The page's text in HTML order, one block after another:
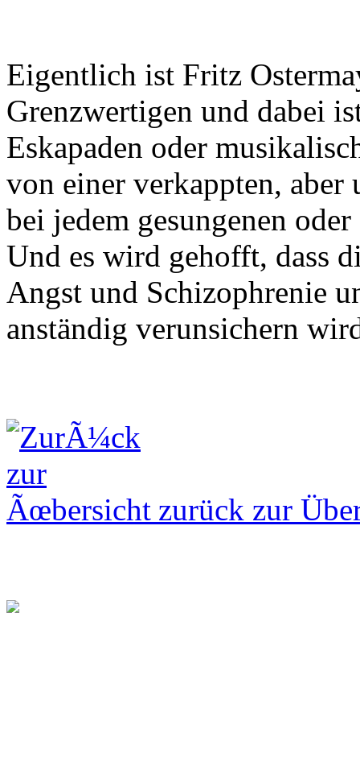
Eigentlich ist Fritz
Grenzwertigen und dabei
Eskapaden oder
von einer verkappten, aber
bei jedem gesungenen
Und es wird gehofft, dass
Angst und Schizophrenie
anständig verunsichern
zurück zur